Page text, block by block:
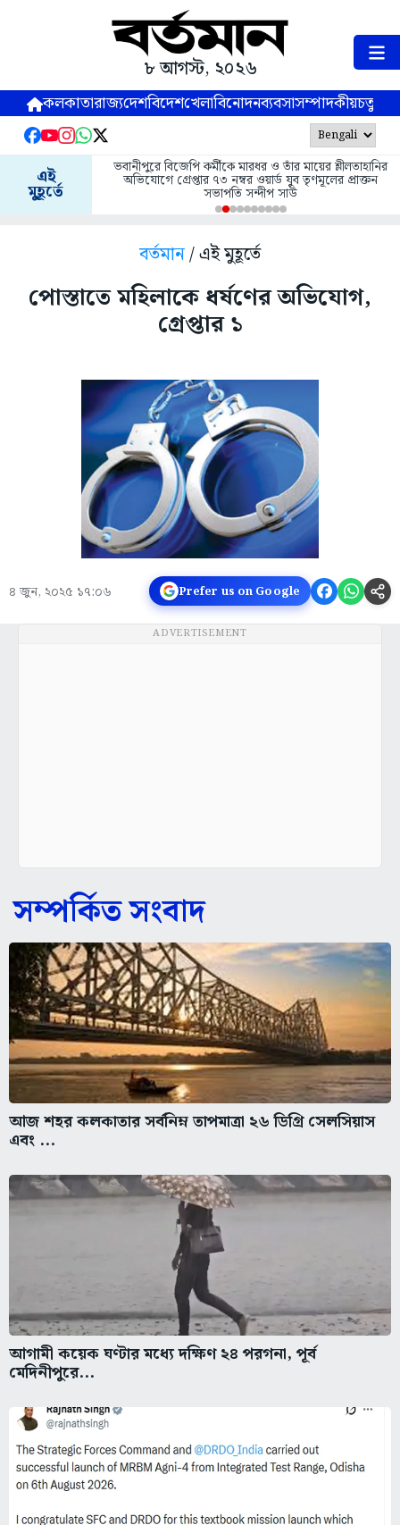
৮ আগস্ট, ২০২৬
কলকাতারাজ্যদেশবিদেশখেলাবিনোদনব্যবসাসম্পাদকীয়
এই
মুহূর্তে
ভবানীপুরে বিজেপি কর্মীকে মারধর ও তাঁর মায়ের শ্লীলতাহানির
অভিযোগে গ্রেপ্তার ৭৩ নম্বর ওয়ার্ড যুব তৃণমূলের প্রাক্তন
সভাপতি সন্দীপ সাউ
বর্তমান/ এই মুহূর্তে
পোস্তাতে মহিলাকে ধর্ষণের অভিযোগ,
গ্রেপ্তার ১
৪ জুন, ২০২৫ ১৭:০৬ Prefer us on Google
ADVERTISEMENT
সম্পর্কিত সংবাদ
আজ শহর কলকাতার সর্বনিম্ন তাপমাত্রা ২৬ ডিগ্রি সেলসিয়াস
এবং ...
আগামী কয়েক ঘণ্টার মধ্যে দক্ষিণ ২৪ পরগনা, পূর্ব
মেদিনীপুরে...